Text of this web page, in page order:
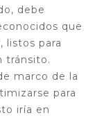
debe
que
listos para
tránsito.
marco de la
para
iría en